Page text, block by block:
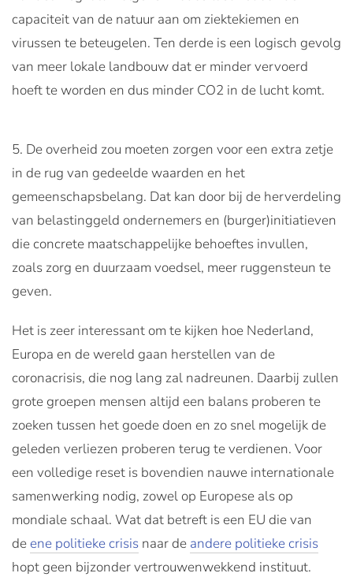
capaciteit van de natuur aan om ziektekiemen en
virussen te beteugelen. Ten derde is een logisch gevolg
van meer lokale landbouw dat er minder vervoerd
hoeft te worden en dus minder CO2 in de lucht komt.
De overheid zou moeten zorgen voor een extra zetje
in de rug van gedeelde waarden en het
gemeenschapsbelang. Dat kan door bij de herverdeling
van belastinggeld ondernemers en (burger)initiatieven
die concrete maatschappelijke behoeftes invullen,
zoals zorg en duurzaam voedsel, meer ruggensteun te
geven.
Het is zeer interessant om te kijken hoe Nederland,
Europa en de wereld gaan herstellen van de
coronacrisis, die nog lang zal nadreunen. Daarbij zullen
grote groepen mensen altijd een balans proberen te
zoeken tussen het goede doen en zo snel mogelijk de
geleden verliezen proberen terug te verdienen. Voor
een volledige reset is bovendien nauwe internationale
samenwerking nodig, zowel op Europese als op
mondiale schaal. Wat dat betreft is een EU die van
de ene politieke crisis naar de andere politieke crisis
hopt geen bijzonder vertrouwenwekkend instituut.